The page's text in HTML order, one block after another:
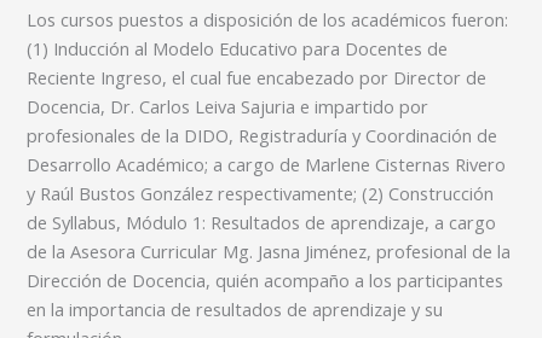
Los cursos puestos a disposición de los académicos fueron:
(1) Inducción al Modelo Educativo para Docentes de
Reciente Ingreso, el cual fue encabezado por Director de
Docencia, Dr. Carlos Leiva Sajuria e impartido por
profesionales de la DIDO, Registraduría y Coordinación de
Desarrollo Académico; a cargo de Marlene Cisternas Rivero
y Raúl Bustos González respectivamente; (2) Construcción
de Syllabus, Módulo 1: Resultados de aprendizaje, a cargo
de la Asesora Curricular Mg. Jasna Jiménez, profesional de la
Dirección de Docencia, quién acompaño a los participantes
en la importancia de resultados de aprendizaje y su